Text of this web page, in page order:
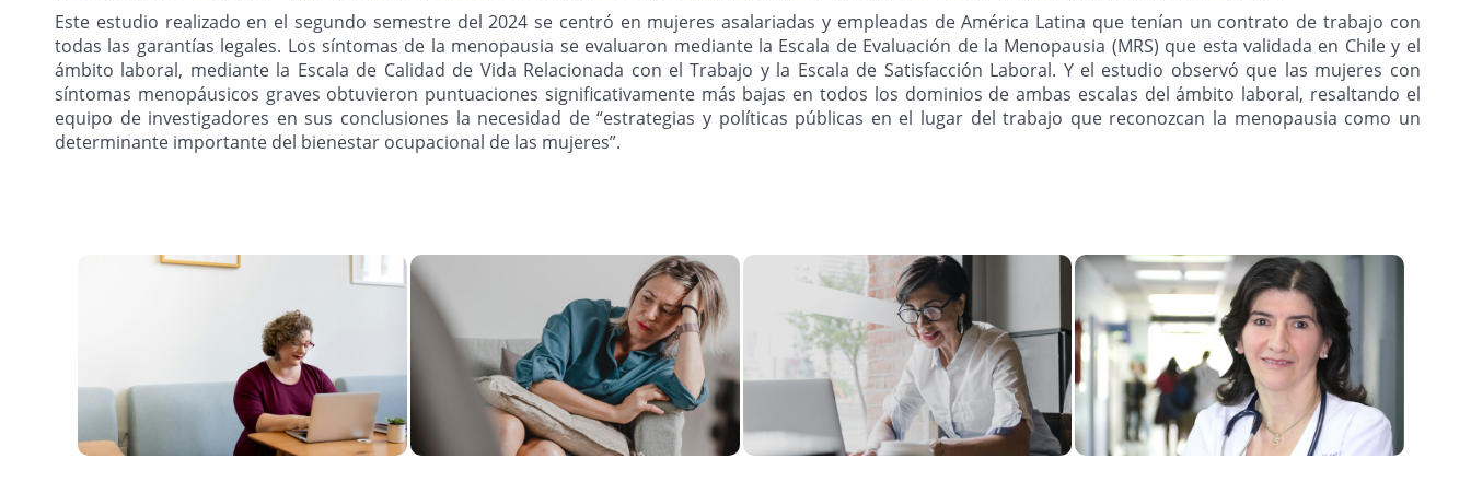
Este estudio realizado en el segundo semestre del 2024 se centró en mujeres asalariadas y empleadas de América Latina que tenían un contrato de trabajo con
todas las garantías legales. Los síntomas de la menopausia se evaluaron mediante la Escala de Evaluación de la Menopausia (MRS) que esta validada en Chile y el
ámbito laboral, mediante la Escala de Calidad de Vida Relacionada con el Trabajo y la Escala de Satisfacción Laboral. Y el estudio observó que las mujeres con
síntomas menopáusicos graves obtuvieron puntuaciones significativamente más bajas en todos los dominios de ambas escalas del ámbito laboral, resaltando el
equipo de investigadores en sus conclusiones la necesidad de “estrategias y políticas públicas en el lugar del trabajo que reconozcan la menopausia como un
determinante importante del bienestar ocupacional de las mujeres”.